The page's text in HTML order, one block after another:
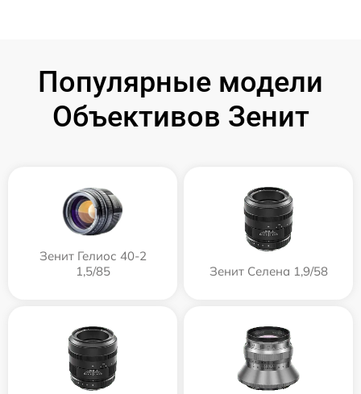
Популярные модели
Объективов Зенит
Зенит Гелиос 40-2
1,5/85
Зенит Селена 1,9/58